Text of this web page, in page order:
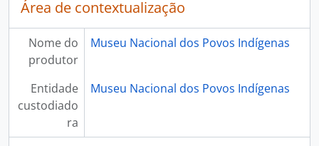
Área de contextualização
Nome do
produtor
Museu Nacional dos Povos Indígenas
Entidade
custodiado
ra
Museu Nacional dos Povos Indígenas